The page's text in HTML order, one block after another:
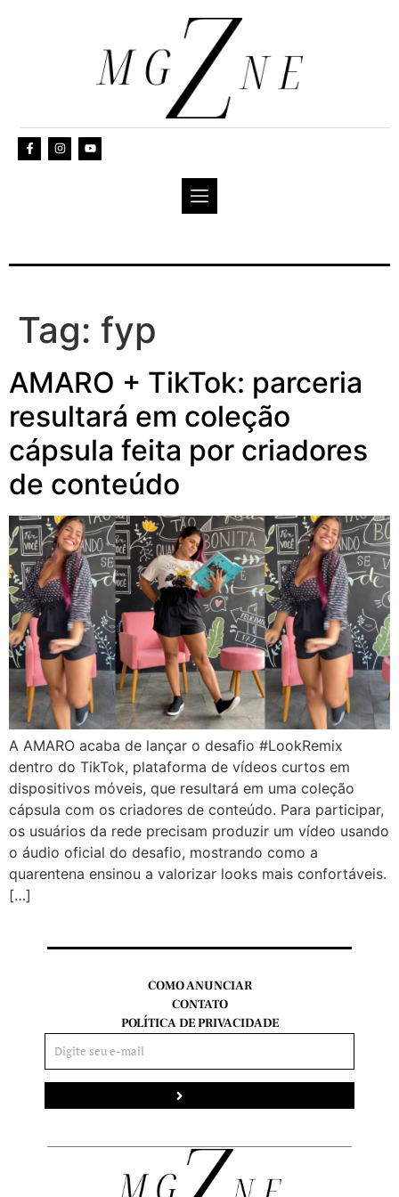
Tag: fyp
AMARO + TikTok: parceria
resultará em coleção
cápsula feita por criadores
de conteúdo
A AMARO acaba de lançar o desafio #LookRemix
dentro do TikTok, plataforma de vídeos curtos em
dispositivos móveis, que resultará em uma coleção
cápsula com os criadores de conteúdo. Para participar,
os usuários da rede precisam produzir um vídeo usando
o áudio oficial do desafio, mostrando como a
quarentena ensinou a valorizar looks mais confortáveis.
[…]
COMO ANUNCIAR
CONTATO
POLÍTICA DE PRIVACIDADE